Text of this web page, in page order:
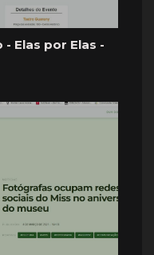
Elas por Elas -